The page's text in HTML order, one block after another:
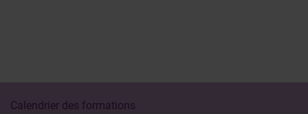
Calendrier des formations